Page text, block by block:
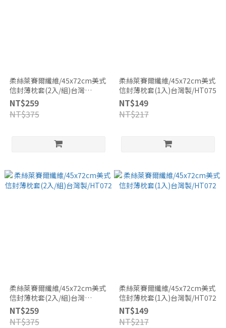
柔絲萊賽爾纖維/45x72cm美式
信封薄枕套(2入/組)台灣
製/HT075
NT$259
NT$375
柔絲萊賽爾纖維/45x72cm美式
信封薄枕套(1入)台灣製/HT075
NT$149
NT$217
柔絲萊賽爾纖維/45x72cm美式
信封薄枕套(2入/組)台灣
製/HT072
NT$259
NT$375
柔絲萊賽爾纖維/45x72cm美式
信封薄枕套(1入)台灣製/HT072
NT$149
NT$217